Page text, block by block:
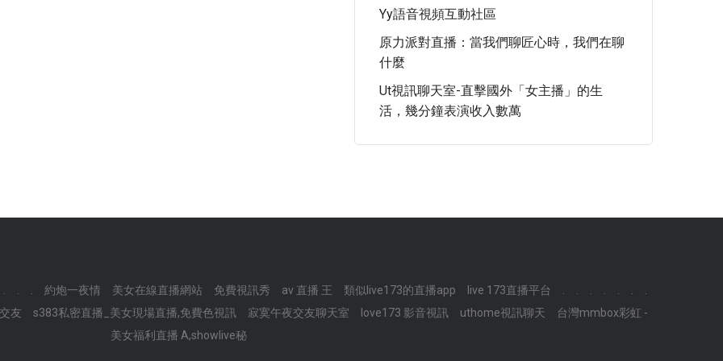
Yy語音視頻互動社區
原力派對直播：當我們聊匠心時，我們在聊
什麼
Ut視訊聊天室-直擊國外「女主播」的生
活，幾分鐘表演收入數萬
約炮一夜情 美女在線直播網站 免費視訊秀 av 直播 王 類似live173的直播app live 173直播平台
友 s383私密直播_美女現場直播,免費色視訊 寂寞午夜交友聊天室 love173 影音視訊 uthome視訊聊天
台灣mmbox彩虹 -
美女福利直播 A,showlive秘